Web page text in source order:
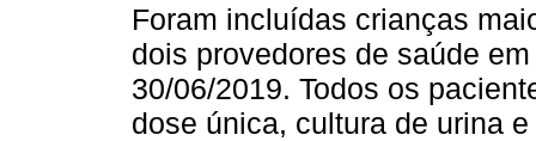
Foram incluídas crianças
dois provedores de saúde
30/06/2019. Todos os
dose única, cultura de urina